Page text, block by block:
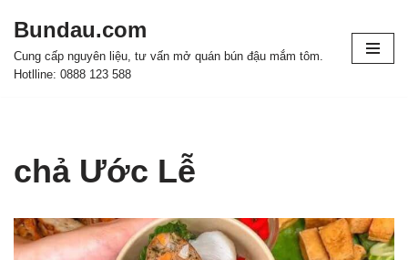
Chuyển
tới
Bundau.com
Cung cấp nguyên liệu, tư vấn mở quán bún đậu mắm tôm.
Hotlline: 0888 123 588
chả Ước Lễ